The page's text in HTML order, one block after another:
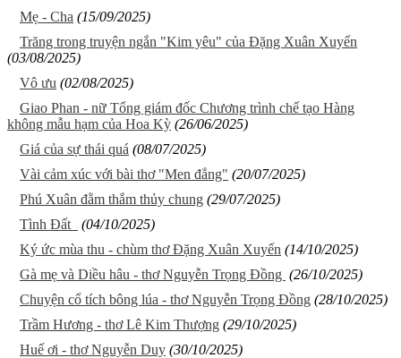
Mẹ - Cha (15/09/2025)
Trăng trong truyện ngắn "Kim yêu" của Đặng Xuân Xuyến
(03/08/2025)
Vô ưu (02/08/2025)
Giao Phan - nữ Tổng giám đốc Chương trình chế tạo Hàng
không mẫu hạm của Hoa Kỳ (26/06/2025)
Giá của sự thái quá (08/07/2025)
Vài cảm xúc với bài thơ "Men đắng" (20/07/2025)
Phú Xuân đằm thắm thủy chung (29/07/2025)
Tình Đất
(04/10/2025)
Ký ức mùa thu - chùm thơ Đặng Xuân Xuyến (14/10/2025)
Gà mẹ và Diều hâu - thơ Nguyễn Trọng Đồng (26/10/2025)
Chuyện cổ tích bông lúa - thơ Nguyễn Trọng Đồng (28/10/2025)
Trầm Hương - thơ Lê Kim Thượng (29/10/2025)
Huế ơi - thơ Nguyễn Duy (30/10/2025)